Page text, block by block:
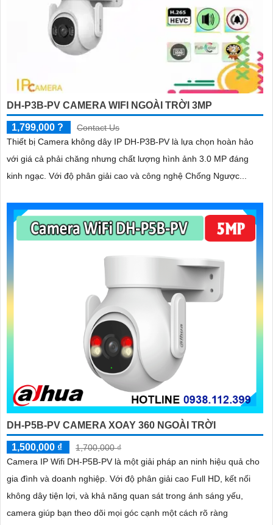
DH-P3B-PV CAMERA WIFI NGOÀI TRỜI 3MP
1,799,000 ?
Contact Us
Thiết bị Camera không dây IP DH-P3B-PV là lựa chọn hoàn hảo
với giá cả phải chăng nhưng chất lượng hình ảnh 3.0 MP đáng
kinh ngạc. Với độ phân giải cao và công nghệ Chống Ngược...
DH-P5B-PV CAMERA XOAY 360 NGOÀI TRỜI
1,500,000 ₫
1,700,000 ₫
Camera IP Wifi DH-P5B-PV là một giải pháp an ninh hiệu quả cho
gia đình và doanh nghiệp. Với độ phân giải cao Full HD, kết nối
không dây tiện lợi, và khả năng quan sát trong ánh sáng yếu,
camera giúp bạn theo dõi mọi góc cạnh một cách rõ ràng